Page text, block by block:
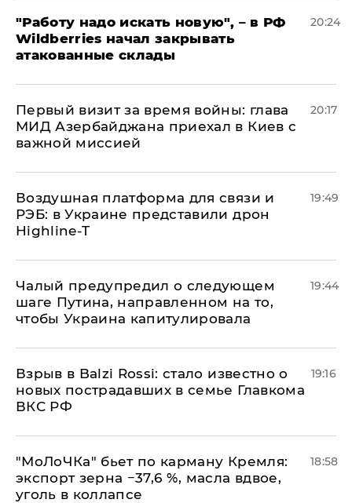
"Работу надо искать новую", – в РФ
Wildberries начал закрывать
атакованные склады
20:24
Первый визит за время войны: глава
МИД Азербайджана приехал в Киев с
важной миссией
20:17
Воздушная платформа для связи и
РЭБ: в Украине представили дрон
Highline-T
19:49
Чалый предупредил о следующем
шаге Путина, направленном на то,
чтобы Украина капитулировала
19:44
Взрыв в Balzi Rossi: стало известно о
новых пострадавших в семье Главкома
ВКС РФ
19:16
​"МоЛоЧКа" бьет по карману Кремля:
экспорт зерна −37,6 %, масла вдвое,
уголь в коллапсе
18:58